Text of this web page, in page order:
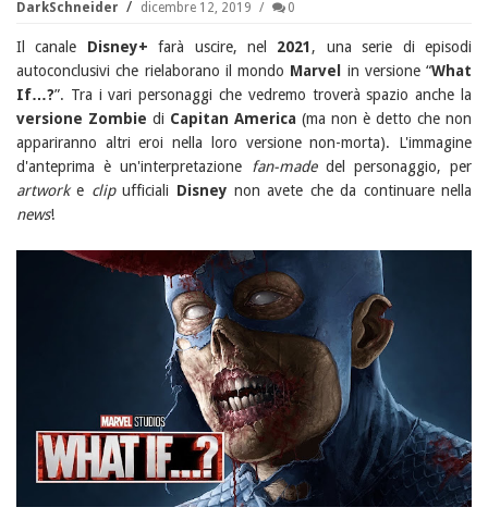
DarkSchneider dicembre 12, 2019 0
Il canale Disney+ farà uscire, nel 2021, una serie di episodi
autoconclusivi che rielaborano il mondo Marvel in versione “What
If…?”. Tra i vari personaggi che vedremo troverà spazio anche la
versione Zombie di Capitan America (ma non è detto che non
appariranno altri eroi nella loro versione non-morta). L'immagine
d'anteprima è un'interpretazione fan-madedel personaggio, per
artworke clipufficiali Disney non avete che da continuare nella
news!